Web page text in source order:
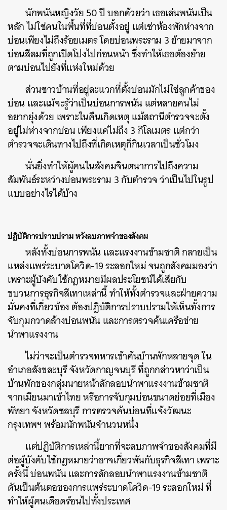
นักพนันหญิงวัย 50 ปี บอกด้วยว่า เธอเล่นพนันเป็น
หลัก ไม่ใช่คนในพื้นที่ที่บ่อนตั้งอยู่ แต่เช่าห้องพักห่างจาก
บ่อนเพียงไม่ถึงร้อยเมตร โดยบ่อนพระราม 3 ย้ายมาจาก
บ่อนสีลมที่ถูกเปิดโปงไปก่อนหน้า ซึ่งทำให้เธอต้องย้าย
ตามบ่อนไปยังที่แห่งใหม่ด้วย
ส่วนชาวบ้านที่อยู่ละแวกที่ตั้งบ่อนมักไม่ใช่ลูกค้าของ
บ่อน และแม้จะรู้ว่าเป็นบ่อนการพนัน แต่หลายคนไม่
อยากยุ่งด้วย เพราะในคืนเกิดเหตุ แม้สถานีตำรวจจะตั้ง
อยู่ไม่ห่างจากบ่อน เพียงแค่ไม่ถึง 3 กิโลเมตร แต่กว่า
ตำรวจจะเดินทางไปถึงที่เกิดเหตุก็กินเวลาเป็นชั่วโมง
นั่นยิ่งทำให้ผู้คนในสังคมจินตนาการไปถึงความ
สัมพันธ์ระหว่างบ่อนพระราม 3 กับตำรวจ ว่าเป็นไปในรูป
แบบอย่างไรได้บ้าง
ปฏิบัติการปราบปราม หวังลบภาพจำของสังคม
หลังทั้งบ่อนการพนัน และแรงงานข้ามชาติ กลายเป็น
แหล่งแพร่ระบาดโควิด-19 ระลอกใหม่ จนถูกสังคมมองว่า
เพราะผู้บังคับใช้กฎหมายมีผลประโยชน์ได้เสียกับ
ขบวนการธุรกิจสีเทาเหล่านี้ ทำให้ทั้งตำรวจและฝ่ายความ
มั่นคงที่เกี่ยวข้อง ต้องปฏิบัติการปราบปรามให้เห็นทั้งการ
จับกุมกวาดล้างบ่อนพนัน และการตรวจค้นเครือข่าย
นำพาแรงงาน
ไม่ว่าจะเป็นตำรวจทหารเข้าค้นบ้านพักหลายจุด ใน
อำเภอสังขละบุรี จังหวัดกาญจนบุรี ที่ถูกกล่าวหาว่าเป็น
บ้านพักของกลุ่มนายหน้าลักลอบนำพาแรงงานข้ามชาติ
จากเมียนมาเข้าไทย หรือการจับกุมบ่อนขนาดย่อยที่เมือง
พัทยา จังหวัดชลบุรี การตรวจค้นบ่อนที่แจ้งวัฒนะ
กรุงเทพฯ พร้อมนักพนันจำนวนหนึ่ง
แต่ปฏิบัติการเหล่านี้ยากที่จะลบภาพจำของสังคมที่มี
ต่อผู้บังคับใช้กฎหมายว่าอาจเกี่ยวพันกับธุรกิจสีเทา เพราะ
ครั้งนี้ บ่อนพนัน และการลักลอบนำพาแรงงานข้ามชาติ
ดันเป็นต้นตอของการแพร่ระบาดโควิด-19 ระลอกใหม่ ที่
ทำให้ผู้คนเดือดร้อนไปทั้งประเทศ